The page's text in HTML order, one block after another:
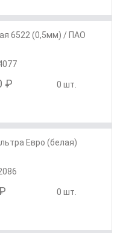
6522 (0,5мм) / ПАО
₽ 0 шт.
Евро (белая)
0 шт.